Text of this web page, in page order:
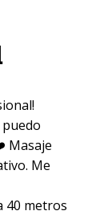
Masaje
Me
40 metros